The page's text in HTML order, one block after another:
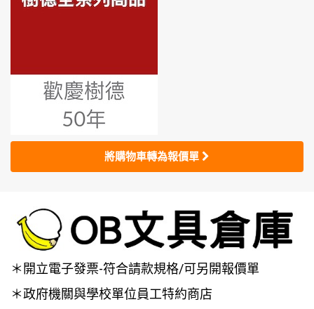
將購物車轉為報價單
＊開立電子發票-符合請款規格/可另開報價單
＊政府機關與學校單位員工特約商店